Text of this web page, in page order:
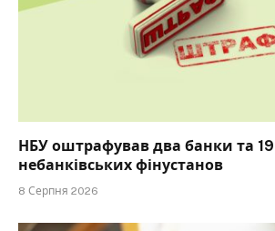
НБУ оштрафував два банки та 19
небанківських фінустанов
8 Серпня 2026